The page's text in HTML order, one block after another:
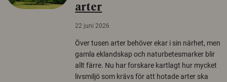
arter
22 juni 2026
Över tusen arter behöver ekar i sin närhet, men
gamla eklandskap och naturbetesmarker blir
allt färre. Nu har forskare kartlagt hur mycket
livsmiljö som krävs för att hotade arter ska